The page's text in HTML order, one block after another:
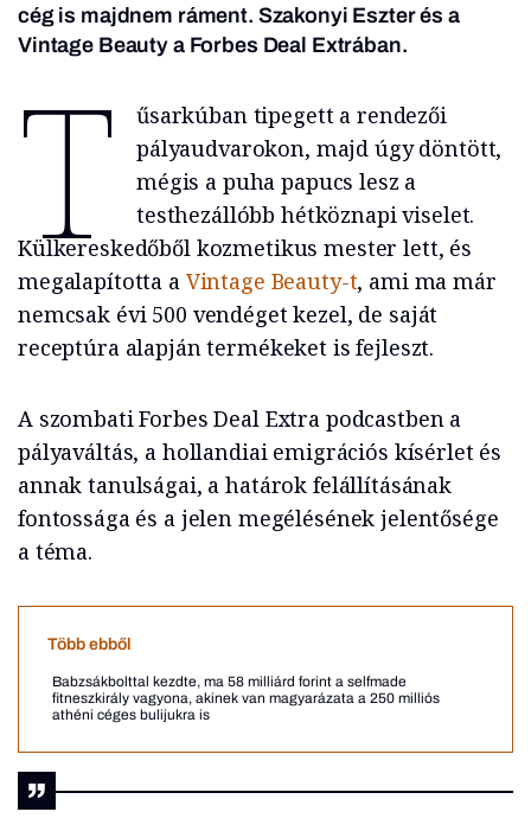
cég is majdnem ráment. Szakonyi Eszter és a
Vintage Beauty a Forbes Deal Extrában.
T
űsarkúban tipegett a rendezői
pályaudvarokon, majd úgy döntött,
mégis a puha papucs lesz a
testhezállóbb hétköznapi viselet.
Külkereskedőből kozmetikus mester lett, és
megalapította a Vintage Beauty-t, ami ma már
nemcsak évi 500 vendéget kezel, de saját
receptúra alapján termékeket is fejleszt.
A szombati Forbes Deal Extra podcastben a
pályaváltás, a hollandiai emigrációs kísérlet és
annak tanulságai, a határok felállításának
fontossága és a jelen megélésének jelentősége
a téma.
Több ebből
Babzsákbolttal kezdte, ma 58 milliárd forint a selfmade
fitneszkirály vagyona, akinek van magyarázata a 250 milliós
athéni céges bulijukra is